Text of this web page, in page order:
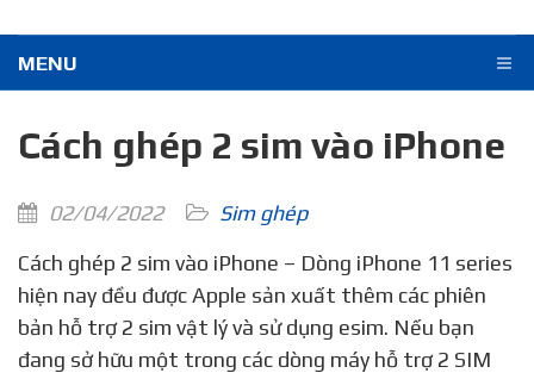
MENU
Cách ghép 2 sim vào iPhone
02/04/2022
Sim ghép
Cách ghép 2 sim vào iPhone – Dòng iPhone 11 series
hiện nay đều được Apple sản xuất thêm các phiên
bản hỗ trợ 2 sim vật lý và sử dụng esim. Nếu bạn
đang sở hữu một trong các dòng máy hỗ trợ 2 SIM